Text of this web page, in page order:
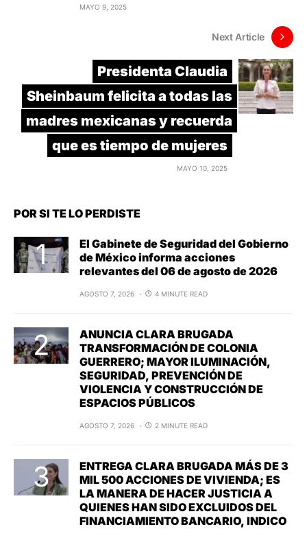
MAYO 9, 2025
Next Article
Presidenta Claudia
Sheinbaum felicita a todas las
madres mexicanas y recuerda
que es tiempo de mujeres
MAYO 10, 2025
POR SI TE LO PERDISTE
El Gabinete de Seguridad del Gobierno
de México informa acciones
relevantes del 06 de agosto de 2026
AGOSTO 7, 2026 4 MINUTE READ
ANUNCIA CLARA BRUGADA
TRANSFORMACIÓN DE COLONIA
GUERRERO; MAYOR ILUMINACIÓN,
SEGURIDAD, PREVENCIÓN DE
VIOLENCIA Y CONSTRUCCIÓN DE
ESPACIOS PÚBLICOS
AGOSTO 7, 2026 2 MINUTE READ
ENTREGA CLARA BRUGADA MÁS DE 3
MIL 500 ACCIONES DE VIVIENDA; ES
LA MANERA DE HACER JUSTICIA A
QUIENES HAN SIDO EXCLUIDOS DEL
FINANCIAMIENTO BANCARIO, INDICO